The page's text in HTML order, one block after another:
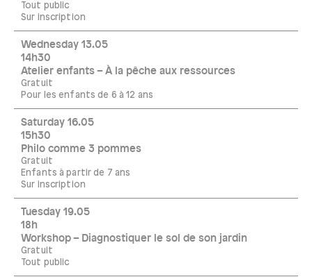
Tout public
Sur inscription
Wednesday 13.05
14h30
Atelier enfants – À la pêche aux ressources
Gratuit
Pour les enfants de 6 à 12 ans
Saturday 16.05
15h30
Philo comme 3 pommes
Gratuit
Enfants à partir de 7 ans
Sur inscription
Tuesday 19.05
18h
Workshop – Diagnostiquer le sol de son jardin
Gratuit
Tout public